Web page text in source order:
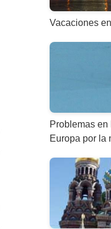
Vacaciones
Problemas
Europa por la